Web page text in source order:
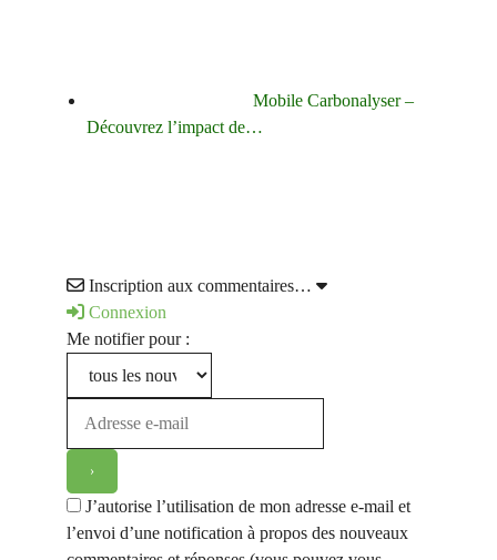
Mobile Carbonalyser –
Découvrez l’impact de…
Inscription aux commentaires…
Connexion
Me notifier pour :
J’autorise l’utilisation de mon adresse e-mail et
l’envoi d’une notification à propos des nouveaux